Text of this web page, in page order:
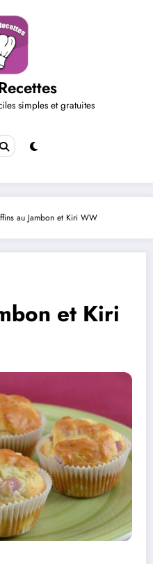
simples et gratuites
au Jambon et Kiri WW
et Kiri